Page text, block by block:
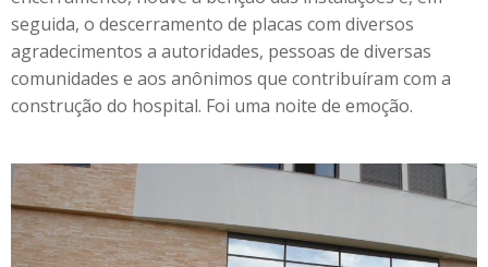
seguida, o descerramento de placas com diversos
agradecimentos a autoridades, pessoas de diversas
comunidades e aos anônimos que contribuíram com a
construção do hospital. Foi uma noite de emoção.